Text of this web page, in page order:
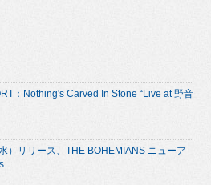
：Nothing's Carved In Stone “Live at 野音
）リリース、THE BOHEMIANS ニューア